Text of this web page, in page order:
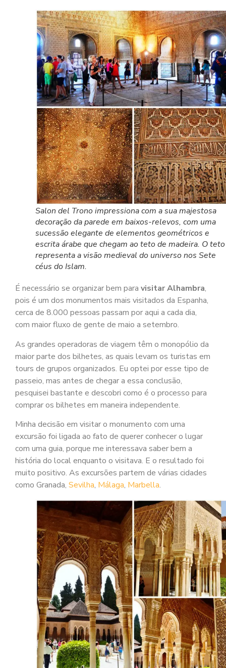
Salon del Trono impressiona com a sua majestosa
decoração da parede em baixos-relevos, com uma
sucessão elegante de elementos geométricos e
escrita árabe que chegam ao teto de madeira. O teto
representa a visão medieval do universo nos Sete
céus do Islam.
É necessário se organizar bem para visitar Alhambra,
pois é um dos monumentos mais visitados da Espanha,
cerca de 8.000 pessoas passam por aqui a cada dia,
com maior fluxo de gente de maio a setembro.
As grandes operadoras de viagem têm o monopólio da
maior parte dos bilhetes, as quais levam os turistas em
tours de grupos organizados. Eu optei por esse tipo de
passeio, mas antes de chegar a essa conclusão,
pesquisei bastante e descobri como é o processo para
comprar os bilhetes em maneira independente.
Minha decisão em visitar o monumento com uma
excursão foi ligada ao fato de querer conhecer o lugar
com uma guia, porque me interessava saber bem a
história do local enquanto o visitava. E o resultado foi
muito positivo. As excursões partem de várias cidades
como Granada, Sevilha, Málaga, Marbella.